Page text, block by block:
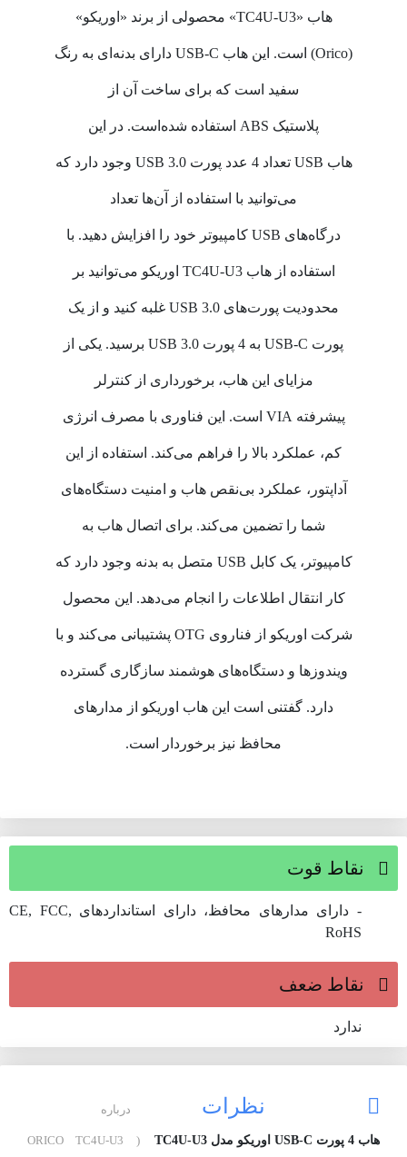
هاب «TC4U-U3» محصولی از برند «اوریکو»
(Orico) است. این هاب USB-C دارای بدنه‌ای به رنگ
سفید است که برای ساخت آن از
پلاستیک ABS استفاده شده‌است. در این
هاب USB تعداد 4 عدد پورت USB 3.0 وجود دارد که
می‌توانید با استفاده از آن‌ها تعداد
درگاه‌های USB کامپیوتر خود را افزایش دهید. با
استفاده از هاب TC4U-U3 اوریکو می‌توانید بر
محدودیت پورت‌های USB 3.0 غلبه کنید و از یک
پورت USB-C به 4 پورت USB 3.0 برسید. یکی از
مزایای این هاب، برخورداری از کنترلر
پیشرفته VIA است. این فناوری با مصرف انرژی
کم، عملکرد بالا را فراهم می‌کند. استفاده از این
آداپتور، عملکرد بی‌نقص هاب و امنیت دستگاه‌های
شما را تضمین می‌کند. برای اتصال هاب به
کامپیوتر، یک کابل USB متصل به بدنه وجود دارد که
کار انتقال اطلاعات را انجام می‌دهد. این محصول
شرکت اوریکو از فناروی OTG پشتیبانی می‌کند و با
ویندوزها و دستگاه‌های هوشمند سازگاری گسترده
دارد. گفتنی است این هاب اوریکو از مدارهای
محافظ نیز برخوردار است.
نقاط قوت
- دارای مدارهای محافظ، دارای استانداردهای CE, FCC,
RoHS
نقاط ضعف
ندارد
نظرات درباره
هاب 4 پورت USB-C اوریکو مدل TC4U-U3 ( ORICO TC4U-U3